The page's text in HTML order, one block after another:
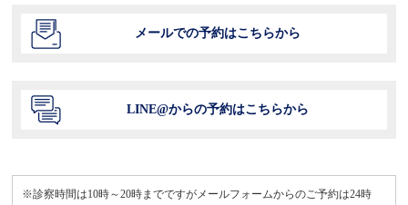
メールでの予約はこちらから
LINE@からの予約はこちらから
※診察時間は10時～20時までですがメールフォームからのご予約は24時